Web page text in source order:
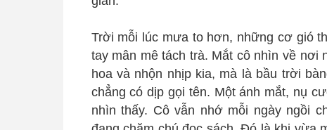
Trời mỗi lúc mưa to hơn, những cơ gió
tay mân mê tách trà. Mắt cô nhìn về nơi
hoa và nhộn nhịp kia, mà là bầu trời
chẳng có dịp gọi tên. Một ánh mắt, nụ
nhìn thấy. Cô vẫn nhớ mỗi ngày ngồi